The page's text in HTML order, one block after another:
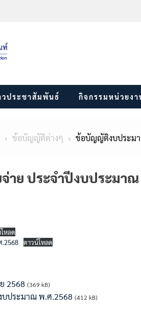
วประชาสัมพันธ์ กิจกรรมหน่วยงา
ข้อบัญญัติต่างๆ ข้อบัญญัติงบประม
ย ประจำปีงบประมา
หลด
ดาวน์โหลด
2568 (369 kB)
ประมาณ พ.ศ.2568 (412 kB)